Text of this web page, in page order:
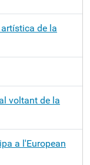
de la
voltant de la
a l'European